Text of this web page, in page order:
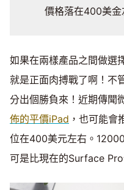
價格落在400美
如果在兩樣產品之間做選
就是正面肉搏戰了啊！不
分出個勝負來！近期傳聞
佈的平價iPad ，也可能
位在400美元左右。
可是比現在的Surface Pro